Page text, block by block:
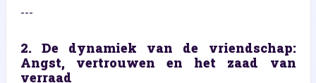
---
2. De dynamiek van de vriendschap:
Angst, vertrouwen en het zaad van
verraad